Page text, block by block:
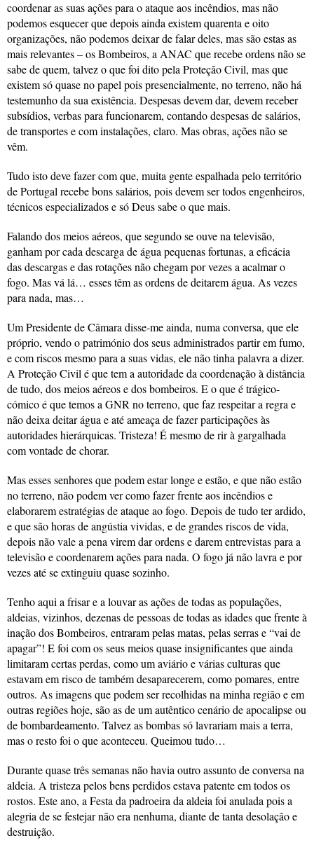
coordenar as suas ações para o ataque aos incêndios, mas não
podemos esquecer que depois ainda existem quarenta e oito
organizações, não podemos deixar de falar deles, mas são estas as
mais relevantes – os Bombeiros, a ANAC que recebe ordens não se
sabe de quem, talvez o que foi dito pela Proteção Civil, mas que
existem só quase no papel pois presencialmente, no terreno, não há
testemunho da sua existência. Despesas devem dar, devem receber
subsídios, verbas para funcionarem, contando despesas de salários,
de transportes e com instalações, claro. Mas obras, ações não se
vêm.
Tudo isto deve fazer com que, muita gente espalhada pelo território
de Portugal recebe bons salários, pois devem ser todos engenheiros,
técnicos especializados e só Deus sabe o que mais.
Falando dos meios aéreos, que segundo se ouve na televisão,
ganham por cada descarga de água pequenas fortunas, a eficácia
das descargas e das rotações não chegam por vezes a acalmar o
fogo. Mas vá lá… esses têm as ordens de deitarem água. As vezes
para nada, mas…
Um Presidente de Câmara disse-me ainda, numa conversa, que ele
próprio, vendo o património dos seus administrados partir em fumo,
e com riscos mesmo para a suas vidas, ele não tinha palavra a dizer.
A Proteção Civil é que tem a autoridade da coordenação à distância
de tudo, dos meios aéreos e dos bombeiros. E o que é trágico-
cómico é que temos a GNR no terreno, que faz respeitar a regra e
não deixa deitar água e até ameaça de fazer participações às
autoridades hierárquicas. Tristeza! É mesmo de rir à gargalhada
com vontade de chorar.
Mas esses senhores que podem estar longe e estão, e que não estão
no terreno, não podem ver como fazer frente aos incêndios e
elaborarem estratégias de ataque ao fogo. Depois de tudo ter ardido,
e que são horas de angústia vividas, e de grandes riscos de vida,
depois não vale a pena virem dar ordens e darem entrevistas para a
televisão e coordenarem ações para nada. O fogo já não lavra e por
vezes até se extinguiu quase sozinho.
Tenho aqui a frisar e a louvar as ações de todas as populações,
aldeias, vizinhos, dezenas de pessoas de todas as idades que frente à
inação dos Bombeiros, entraram pelas matas, pelas serras e “vai de
apagar”! E foi com os seus meios quase insignificantes que ainda
limitaram certas perdas, como um aviário e várias culturas que
estavam em risco de também desaparecerem, como pomares, entre
outros. As imagens que podem ser recolhidas na minha região e em
outras regiões hoje, são as de um autêntico cenário de apocalipse ou
de bombardeamento. Talvez as bombas só lavrariam mais a terra,
mas o resto foi o que aconteceu. Queimou tudo…
Durante quase três semanas não havia outro assunto de conversa na
aldeia. A tristeza pelos bens perdidos estava patente em todos os
rostos. Este ano, a Festa da padroeira da aldeia foi anulada pois a
alegria de se festejar não era nenhuma, diante de tanta desolação e
destruição.